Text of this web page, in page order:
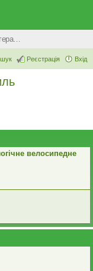
Рекумбент, Лигерад, Веломобиль
Вхід
Реєстрація
велосипедне